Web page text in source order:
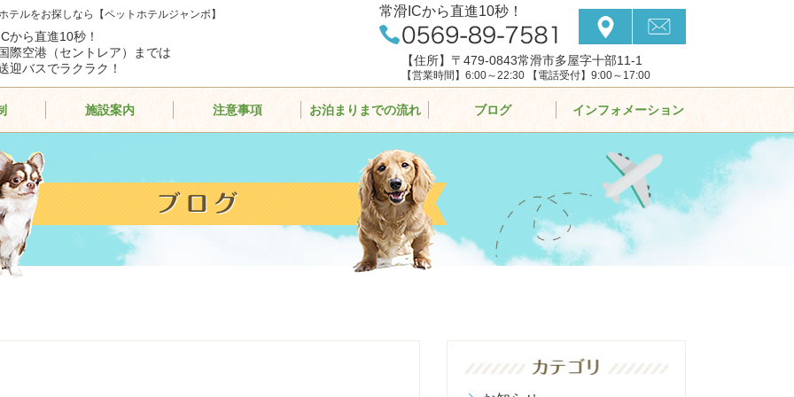
ルをお探しなら【ペットホテルジャンボ】
から直進10秒！
際空港（セントレア）までは
迎バスでラクラク！
常滑ICから直進10秒！
【住所】〒479-0843常滑市多屋字十部11-1
【営業時間】6:00～22:30 【電話受付】9:00～17:00
施設案内 注意事項 お泊まりまでの流れ ブログ インフォメーション